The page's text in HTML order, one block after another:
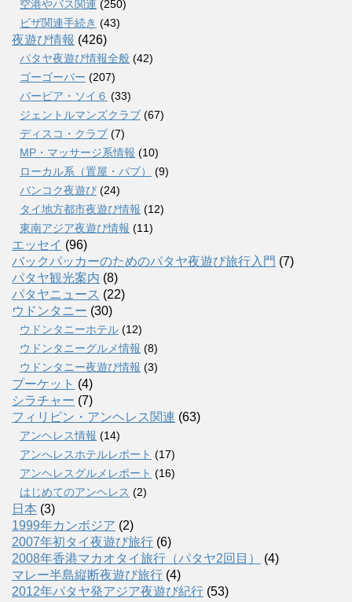
空港やバス関連 (250)
ビザ関連手続き (43)
夜遊び情報 (426)
パタヤ夜遊び情報全般 (42)
ゴーゴーバー (207)
バービア・ソイ６ (33)
ジェントルマンズクラブ (67)
ディスコ・クラブ (7)
MP・マッサージ系情報 (10)
ローカル系（置屋・パブ）
(9)
バンコク夜遊び (24)
タイ地方都市夜遊び情報 (12)
東南アジア夜遊び情報 (11)
エッセイ (96)
バックパッカーのためのパタヤ夜遊び旅行入門 (7)
パタヤ観光案内 (8)
パタヤニュース (22)
ウドンタニー (30)
ウドンタニーホテル (12)
ウドンタニーグルメ情報 (8)
ウドンタニー夜遊び情報 (3)
プーケット (4)
シラチャー (7)
フィリピン・アンヘレス関連 (63)
アンヘレス情報 (14)
アンへレスホテルレポート (17)
アンヘレスグルメレポート (16)
はじめてのアンヘレス (2)
日本 (3)
1999年カンボジア (2)
2007年初タイ夜遊び旅行 (6)
2008年香港マカオタイ旅行（パタヤ2回目）
(4)
マレー半島縦断夜遊び旅行 (4)
2012年パタヤ発アジア夜遊び紀行 (53)